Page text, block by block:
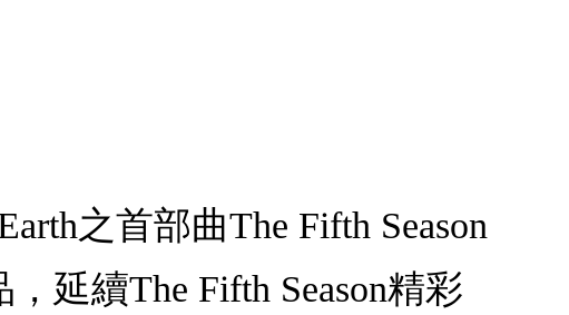
之首部曲The Fifth Season
延續The Fifth Season精彩